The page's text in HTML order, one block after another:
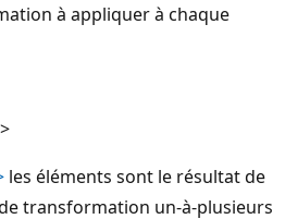
à appliquer à chaque
les éléments sont le résultat de
transformation un-à-plusieurs